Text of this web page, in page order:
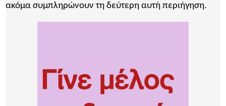
ακόμα συμπληρώνουν τη δεύτερη αυτή περιήγηση.